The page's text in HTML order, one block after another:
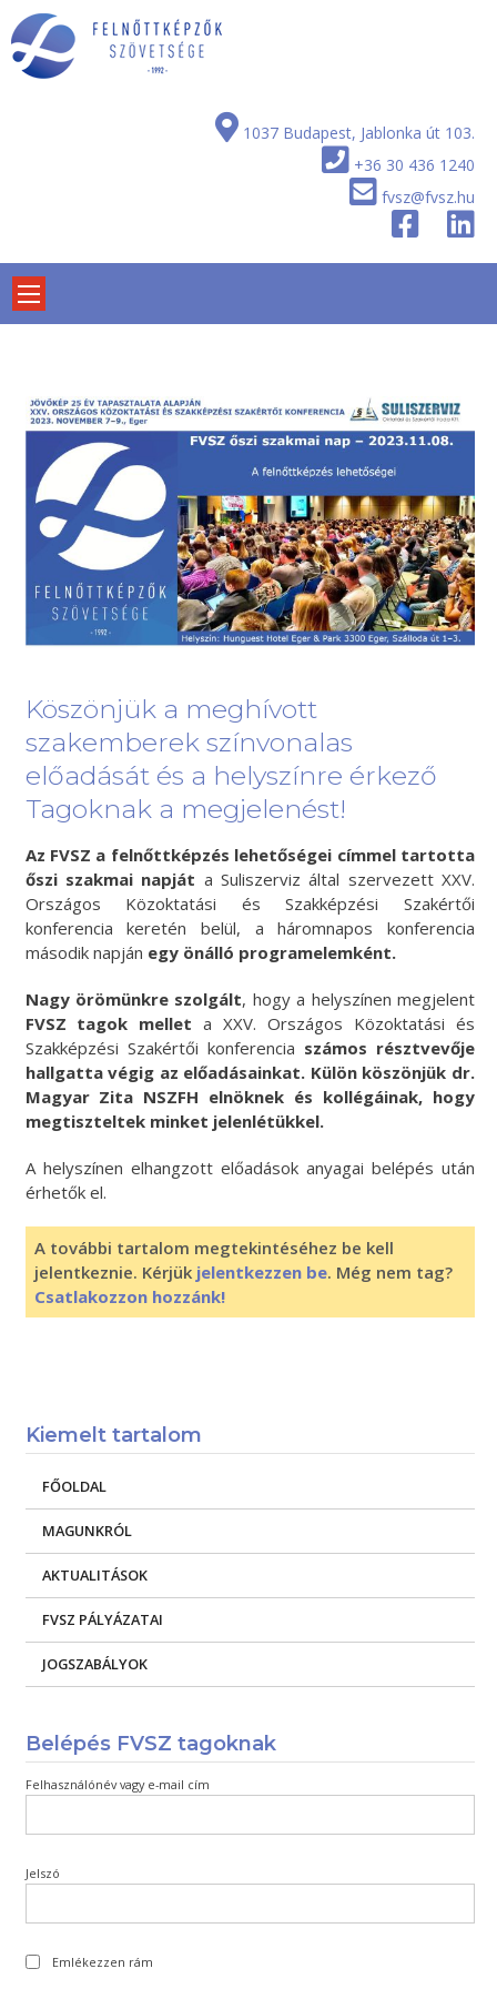
Skip
to
content
1037 Budapest, Jablonka út 103.
+36 30 436 1240
fvsz@fvsz.hu
Köszönjük a meghívott
szakemberek színvonalas
előadását és a helyszínre érkező
Tagoknak a megjelenést!
Az FVSZ a felnőttképzés lehetőségei címmel tartotta
őszi szakmai napját a Suliszerviz által szervezett XXV.
Országos Közoktatási és Szakképzési Szakértői
konferencia keretén belül, a háromnapos konferencia
második napján egy önálló programelemként.
Nagy örömünkre szolgált, hogy a helyszínen megjelent
FVSZ tagok mellet a XXV. Országos Közoktatási és
Szakképzési Szakértői konferencia számos résztvevője
hallgatta végig az előadásainkat. Külön köszönjük dr.
Magyar Zita NSZFH elnöknek és kollégáinak, hogy
megtiszteltek minket jelenlétükkel.
A helyszínen elhangzott előadások anyagai belépés után
érhetők el.
A további tartalom megtekintéséhez be kell
jelentkeznie. Kérjük jelentkezzen be. Még nem tag?
Csatlakozzon hozzánk!
Kiemelt tartalom
FŐOLDAL
MAGUNKRÓL
AKTUALITÁSOK
FVSZ PÁLYÁZATAI
JOGSZABÁLYOK
Belépés FVSZ tagoknak
Felhasználónév vagy e-mail cím
Jelszó
Emlékezzen rám